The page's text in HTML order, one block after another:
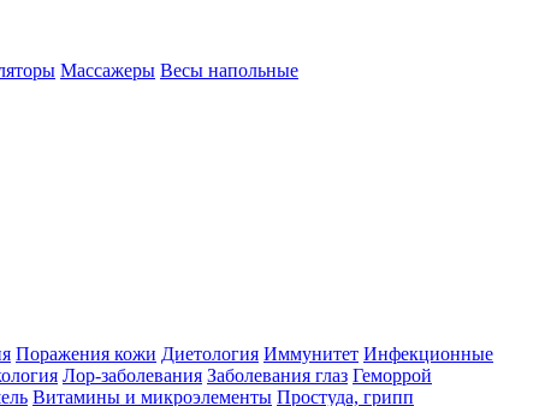
Массажеры Весы напольные
Поражения кожи Диетология Иммунитет Инфекционные
Лор-заболевания Заболевания глаз Геморрой
Витамины и микроэлементы Простуда, грипп